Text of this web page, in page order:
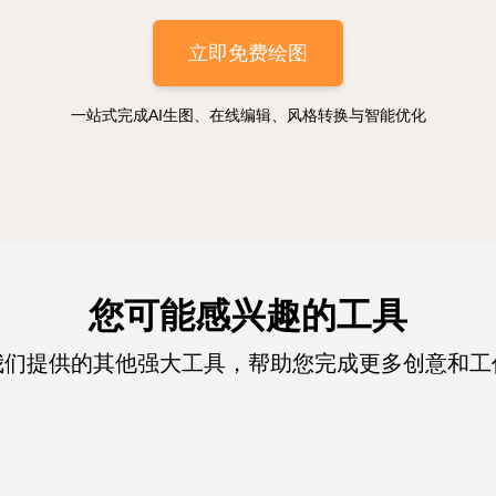
立即免费绘图
一站式完成AI生图、在线编辑、风格转换与智能优化
您可能感兴趣的工具
提供的其他强大工具，帮助您完成更多创意和